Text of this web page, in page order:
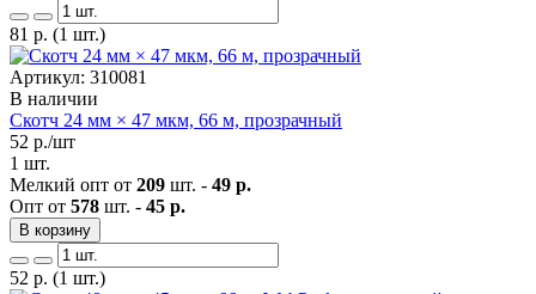
81 р. (1 шт.)
Артикул: 310081
В наличии
Скотч 24 мм × 47 мкм, 66 м, прозрачный
52 р./шт
1 шт.
Мелкий опт от 209 шт. - 49 р.
Опт от 578 шт. - 45 р.
В корзину
52 р. (1 шт.)